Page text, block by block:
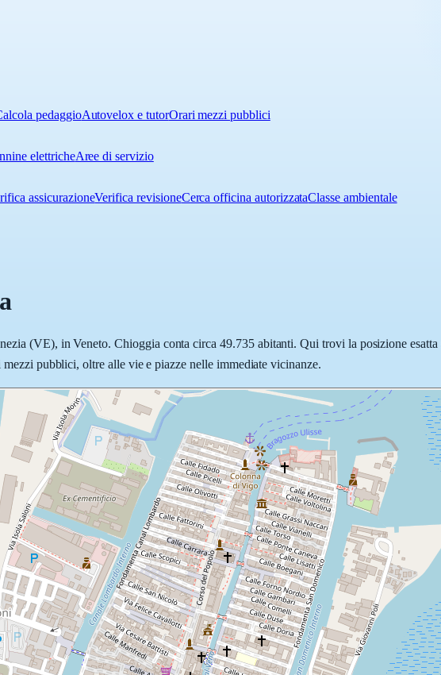
pedaggioAutovelox e tutorOrari mezzi pubblici
elettricheAree di servizio
assicurazioneVerifica revisioneCerca officina autorizzataClasse ambientale
(VE), in Veneto. Chioggia conta circa 49.735 abitanti. Qui trovi la posizione
pubblici, oltre alle vie e piazze nelle immediate vicinanze.